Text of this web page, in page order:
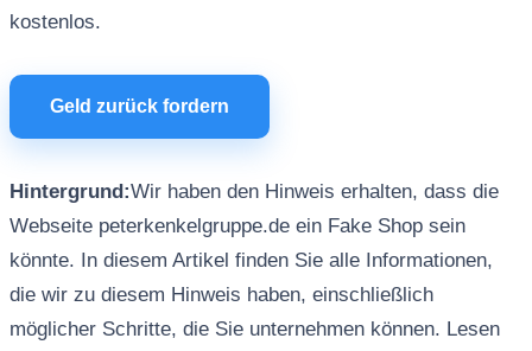
kostenlos.
Geld zurück fordern
Hintergrund:Wir haben den Hinweis erhalten, dass die
Webseite peterkenkelgruppe.de ein Fake Shop sein
könnte. In diesem Artikel finden Sie alle Informationen,
die wir zu diesem Hinweis haben, einschließlich
möglicher Schritte, die Sie unternehmen können. Lesen